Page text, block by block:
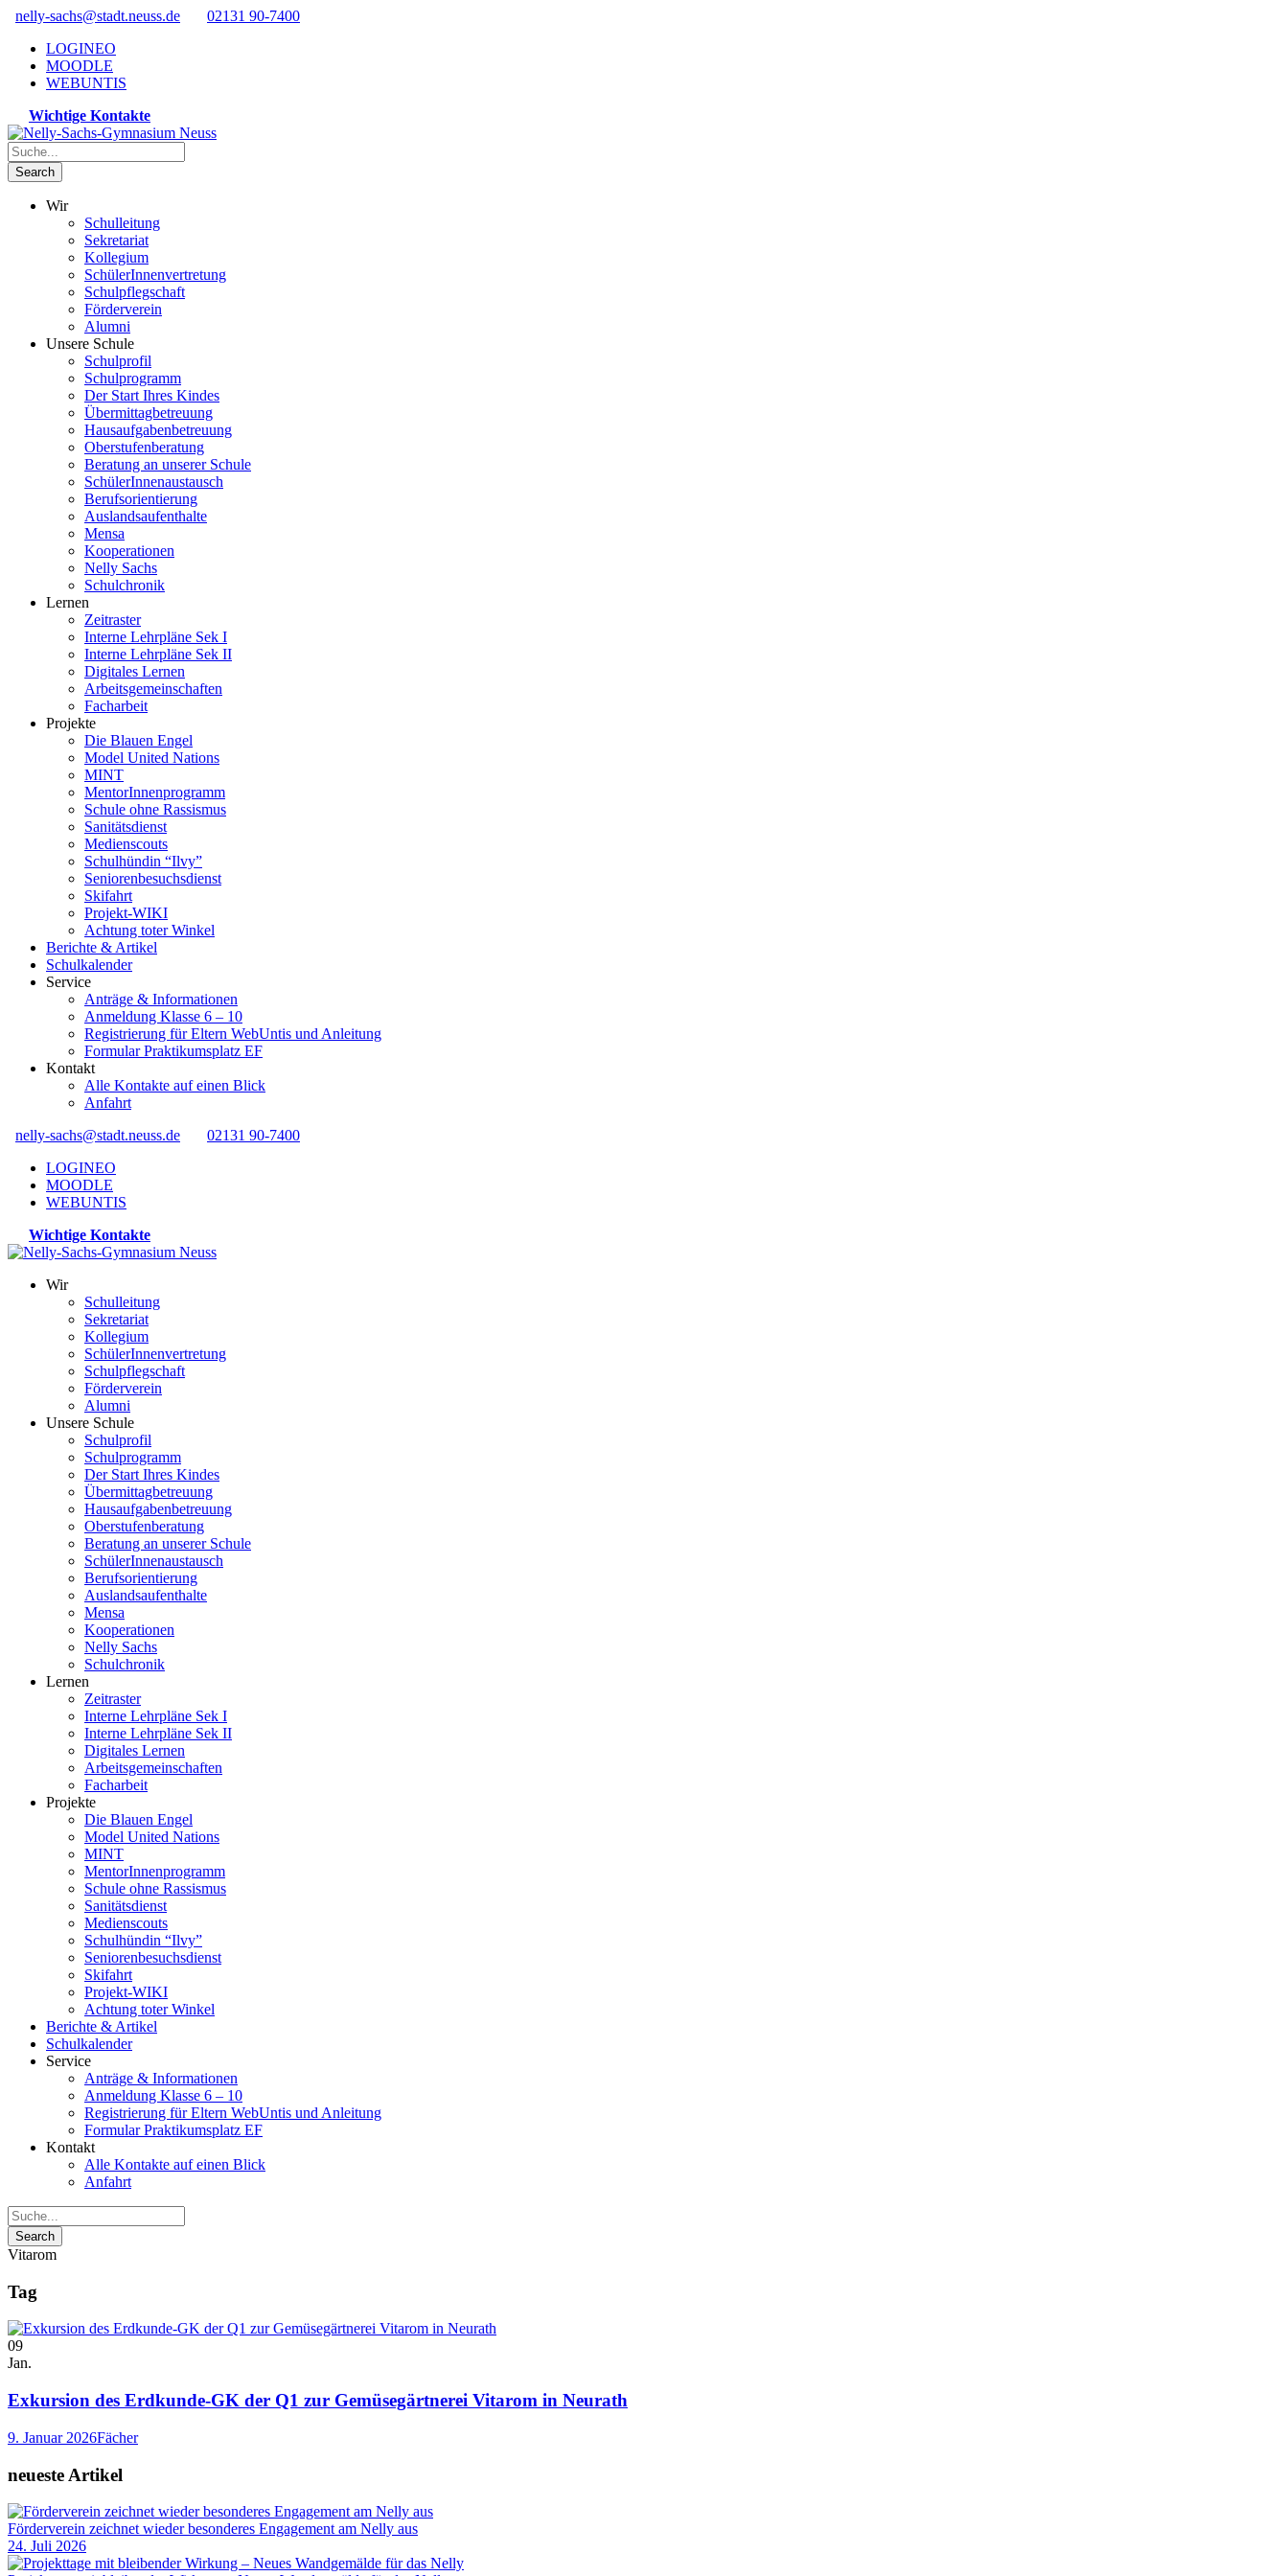
nelly-sachs@stadt.neuss.de
02131 90-7400
LOGINEO
MOODLE
WEBUNTIS
Wichtige Kontakte
Wir
Schulleitung
Sekretariat
Kollegium
SchülerInnenvertretung
Schulpflegschaft
Förderverein
Alumni
Unsere Schule
Schulprofil
Schulprogramm
Der Start Ihres Kindes
Übermittagbetreuung
Hausaufgabenbetreuung
Oberstufenberatung
Beratung an unserer Schule
SchülerInnenaustausch
Berufsorientierung
Auslandsaufenthalte
Mensa
Kooperationen
Nelly Sachs
Schulchronik
Lernen
Zeitraster
Interne Lehrpläne Sek I
Interne Lehrpläne Sek II
Digitales Lernen
Arbeitsgemeinschaften
Facharbeit
Projekte
Die Blauen Engel
Model United Nations
MINT
MentorInnenprogramm
Schule ohne Rassismus
Sanitätsdienst
Medienscouts
Schulhündin “Ilvy”
Seniorenbesuchsdienst
Skifahrt
Projekt-WIKI
Achtung toter Winkel
Berichte & Artikel
Schulkalender
Service
Anträge & Informationen
Anmeldung Klasse 6 – 10
Registrierung für Eltern WebUntis und Anleitung
Formular Praktikumsplatz EF
Kontakt
Alle Kontakte auf einen Blick
Anfahrt
nelly-sachs@stadt.neuss.de
02131 90-7400
LOGINEO
MOODLE
WEBUNTIS
Wichtige Kontakte
Wir
Schulleitung
Sekretariat
Kollegium
SchülerInnenvertretung
Schulpflegschaft
Förderverein
Alumni
Unsere Schule
Schulprofil
Schulprogramm
Der Start Ihres Kindes
Übermittagbetreuung
Hausaufgabenbetreuung
Oberstufenberatung
Beratung an unserer Schule
SchülerInnenaustausch
Berufsorientierung
Auslandsaufenthalte
Mensa
Kooperationen
Nelly Sachs
Schulchronik
Lernen
Zeitraster
Interne Lehrpläne Sek I
Interne Lehrpläne Sek II
Digitales Lernen
Arbeitsgemeinschaften
Facharbeit
Projekte
Die Blauen Engel
Model United Nations
MINT
MentorInnenprogramm
Schule ohne Rassismus
Sanitätsdienst
Medienscouts
Schulhündin “Ilvy”
Seniorenbesuchsdienst
Skifahrt
Projekt-WIKI
Achtung toter Winkel
Berichte & Artikel
Schulkalender
Service
Anträge & Informationen
Anmeldung Klasse 6 – 10
Registrierung für Eltern WebUntis und Anleitung
Formular Praktikumsplatz EF
Kontakt
Alle Kontakte auf einen Blick
Anfahrt
Vitarom
Tag
09
Jan.
Exkursion des Erdkunde-GK der Q1 zur Gemüsegärtnerei Vitarom in Neurath
9. Januar 2026Fächer
neueste Artikel
Förderverein zeichnet wieder besonderes Engagement am Nelly aus
24. Juli 2026